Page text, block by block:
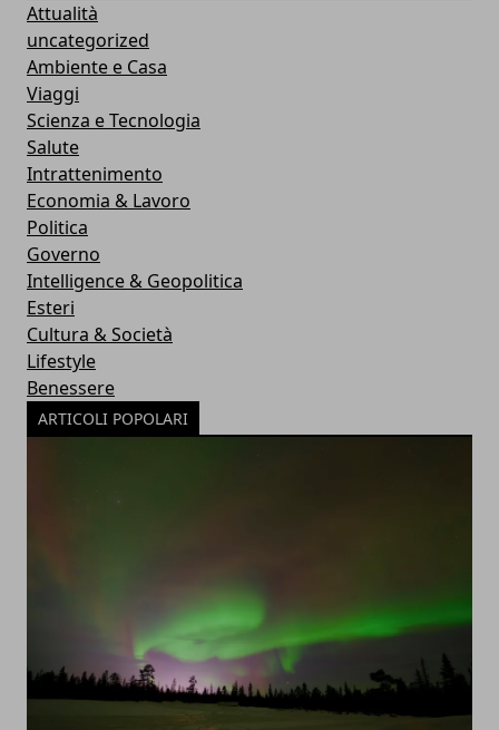
Attualità
uncategorized
Ambiente e Casa
Viaggi
Scienza e Tecnologia
Salute
Intrattenimento
Economia & Lavoro
Politica
Governo
Intelligence & Geopolitica
Esteri
Cultura & Società
Lifestyle
Benessere
ARTICOLI POPOLARI